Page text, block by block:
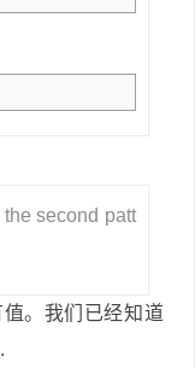
second patt
。我们已经知道
.